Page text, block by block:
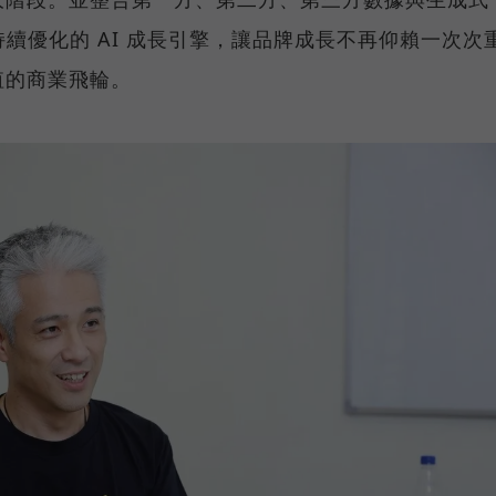
優化的 AI 成長引擎，讓品牌成長不再仰賴一次次
商業飛輪。